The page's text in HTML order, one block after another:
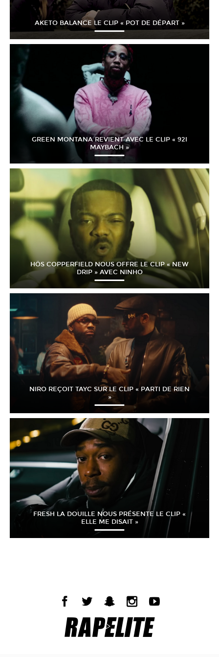
AKETO BALANCE LE CLIP « POT DE DÉPART »
GREEN MONTANA REVIENT AVEC LE CLIP « 92I
MAYBACH »
HÖS COPPERFIELD NOUS OFFRE LE CLIP « NEW
DRIP » AVEC NINHO
NIRO REÇOIT TAYC SUR LE CLIP « PARTI DE RIEN
»
FRESH LA DOUILLE NOUS PRÉSENTE LE CLIP «
ELLE ME DISAIT »